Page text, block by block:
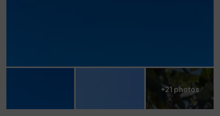
+21 photos